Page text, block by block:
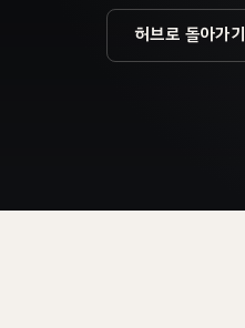
허브로 돌아가기